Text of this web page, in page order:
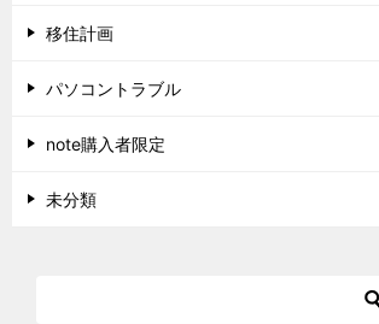
移住計画
パソコントラブル
note購入者限定
未分類